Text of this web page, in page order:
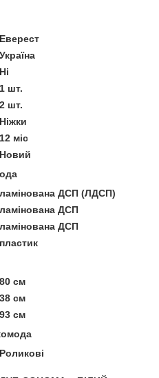
Еверест
Україна
Ні
1 шт.
2 шт.
Ніжки
12 міс
Новий
ламінована ДСП (ЛДСП)
ламінована ДСП
ламінована ДСП
пластик
80 см
38 см
93 см
Роликові